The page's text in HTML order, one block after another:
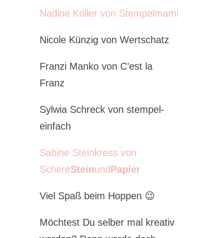
Nadine Köller von Stempelmami
Nicole Künzig von Wertschatz
Franzi Manko von C’est la
Franz
Sylwia Schreck von stempel-
einfach
Sabine Steinkress von
SchereSteinundPapier
Viel Spaß beim Hoppen 😉
Möchtest Du selber mal kreativ